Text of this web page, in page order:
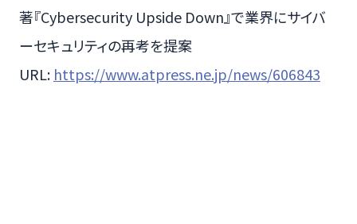
著『Cybersecurity Upside Down』で業界にサイバ
ーセキュリティの再考を提案
URL: https://www.atpress.ne.jp/news/606843